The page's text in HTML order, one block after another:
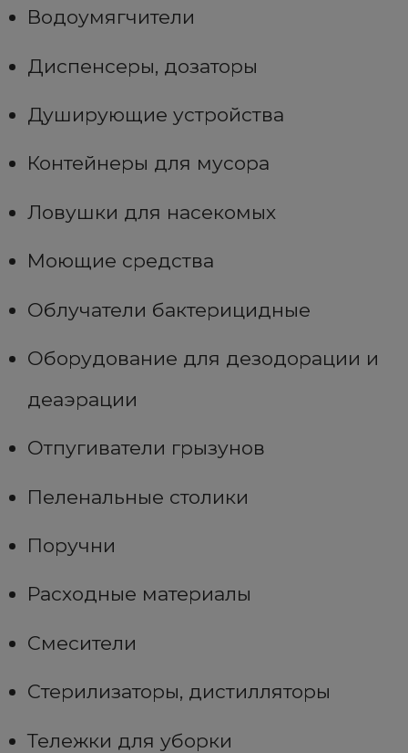
Водоумягчители
Диспенсеры, дозаторы
Душирующие устройства
Контейнеры для мусора
Ловушки для насекомых
Моющие средства
Облучатели бактерицидные
Оборудование для дезодорации и
деаэрации
Отпугиватели грызунов
Пеленальные столики
Поручни
Расходные материалы
Смесители
Стерилизаторы, дистилляторы
Тележки для уборки